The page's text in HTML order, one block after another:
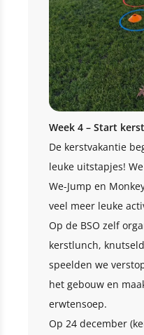
Week 4 – Start
De kerstvakantie
leuke uitstapjes!
We-Jump en
veel meer leuke
Op de BSO zelf
kerstlunch,
speelden we
het gebouw en
erwtensoep.
Op 24 december